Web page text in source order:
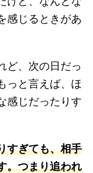
感じるときがあ
ど、次の日だっ
っと言えば、ほ
感じだったりす
すぎても、相手
。つまり追われ